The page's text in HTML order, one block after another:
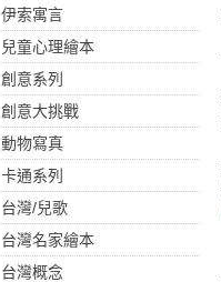
伊索寓言
兒童心理繪本
創意系列
創意大挑戰
動物寫真
卡通系列
台灣/兒歌
台灣名家繪本
台灣概念